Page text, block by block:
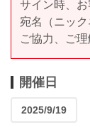
サイン時、
宛名（ニッ
ご協力、ご
開催日
2025/9/19